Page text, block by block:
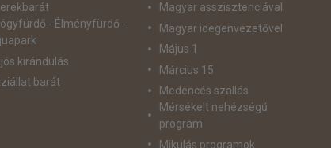
- Élményfürdő -
kirándulás
barát
Magyar asszisztenciával
Magyar idegenvezetővel
Május 1
Március 15
Medencés szállás
Mérsékelt nehézségű
program
Mikulás programok